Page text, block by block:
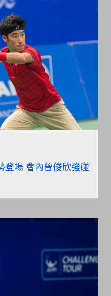
登場 會內曾俊欣強碰